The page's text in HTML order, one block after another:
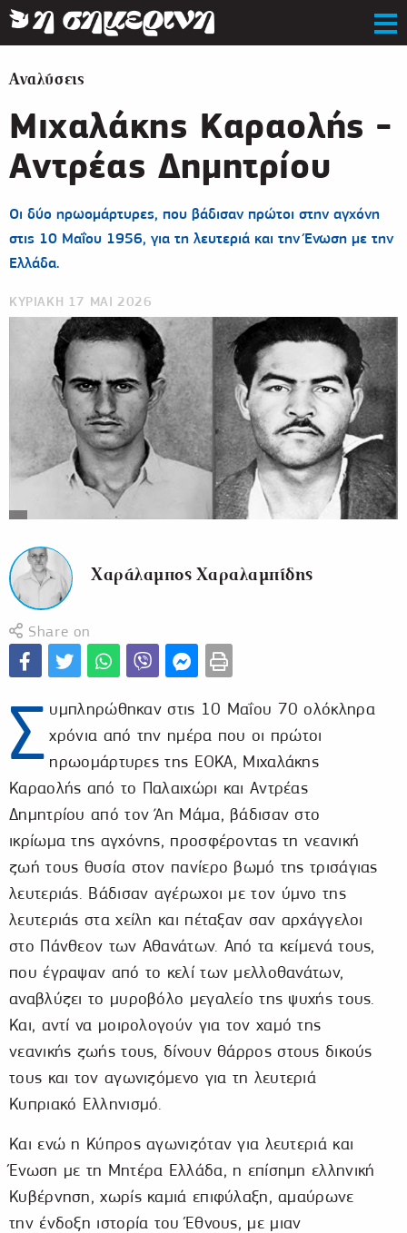
Αναλύσεις
Μιχαλάκης Καραολής -
Αντρέας Δημητρίου
Οι δύο ηρωομάρτυρες, που βάδισαν πρώτοι στην αγχόνη
στις 10 Μαΐου 1956, για τη λευτεριά και την Ένωση με την
Ελλάδα.
ΚΥΡΙΑΚΗ 17 ΜΑΙ 2026
Χαράλαμπος Χαραλαμπίδης
Share on
Σ υμπληρώθηκαν στις 10 Μαΐου 70 ολόκληρα
χρόνια από την ημέρα που οι πρώτοι
ηρωομάρτυρες της ΕΟΚΑ, Μιχαλάκης
Καραολής από το Παλαιχώρι και Αντρέας
Δημητρίου από τον Άη Μάμα, βάδισαν στο
ικρίωμα της αγχόνης, προσφέροντας τη νεανική
ζωή τους θυσία στον πανίερο βωμό της τρισάγιας
λευτεριάς. Βάδισαν αγέρωχοι με τον ύμνο της
λευτεριάς στα χείλη και πέταξαν σαν αρχάγγελοι
στο Πάνθεον των Αθανάτων. Από τα κείμενά τους,
που έγραψαν από το κελί των μελλοθανάτων,
αναβλύζει το μυροβόλο μεγαλείο της ψυχής τους.
Και, αντί να μοιρολογούν για τον χαμό της
νεανικής ζωής τους, δίνουν θάρρος στους δικούς
τους και τον αγωνιζόμενο για τη λευτεριά
Κυπριακό Ελληνισμό.
Και ενώ η Κύπρος αγωνιζόταν για λευτεριά και
Ένωση με τη Μητέρα Ελλάδα, η επίσημη ελληνική
Κυβέρνηση, χωρίς καμιά επιφύλαξη, αμαύρωνε
την ένδοξη ιστορία του Έθνους, με μιαν